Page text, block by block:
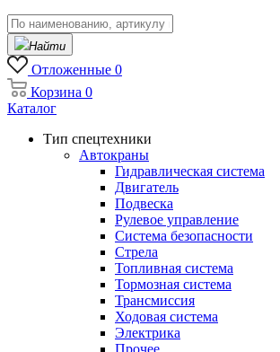
Найти
Отложенные 0
Корзина 0
Каталог
Тип спецтехники
Автокраны
Гидравлическая система
Двигатель
Подвеска
Рулевое управление
Система безопасности
Стрела
Топливная система
Тормозная система
Трансмиссия
Ходовая система
Электрика
Прочее